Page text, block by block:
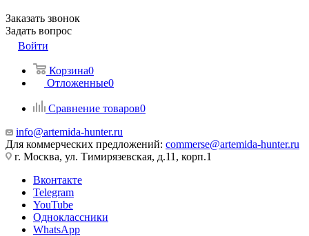
Заказать звонок
Задать вопрос
Войти
Корзина0
Отложенные0
Сравнение товаров0
info@artemida-hunter.ru
Для коммерческих предложений: commerse@artemida-hunter.ru
г. Москва, ул. Тимирязевская, д.11, корп.1
Вконтакте
Telegram
YouTube
Одноклассники
WhatsApp